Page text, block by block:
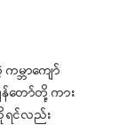
မ္ဘာကျော်
ျွန်တော်တို့ ကား
ရင်လည်း